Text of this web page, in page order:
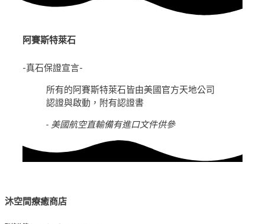
阿賽斯特萊石
-真石保證宣言-
所有的阿賽斯特萊石皆由美國官方天地公司
認證與啟動，附有認證書
- 美國航空直輸備有進口文件供參
沐空間療癒商店